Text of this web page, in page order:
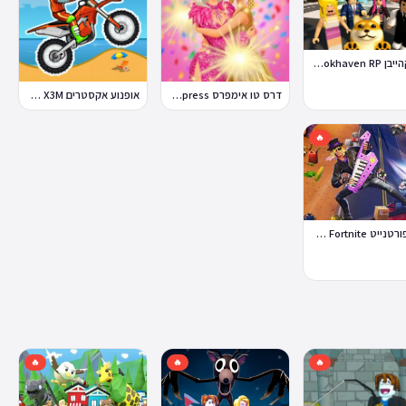
ברוקהייבן Brookhaven RP
דרס טו אימפרס Dress To Impress אופנוע אקסטרים Moto X3M
🔥
לגו פורטנייט Lego Fortnite
🔥
🔥
🔥